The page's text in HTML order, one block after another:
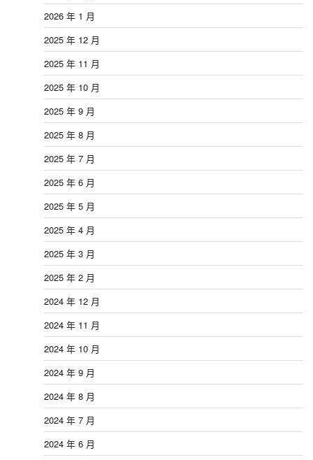
2026 年 1 月
2025 年 12 月
2025 年 11 月
2025 年 10 月
2025 年 9 月
2025 年 8 月
2025 年 7 月
2025 年 6 月
2025 年 5 月
2025 年 4 月
2025 年 3 月
2025 年 2 月
2024 年 12 月
2024 年 11 月
2024 年 10 月
2024 年 9 月
2024 年 8 月
2024 年 7 月
2024 年 6 月